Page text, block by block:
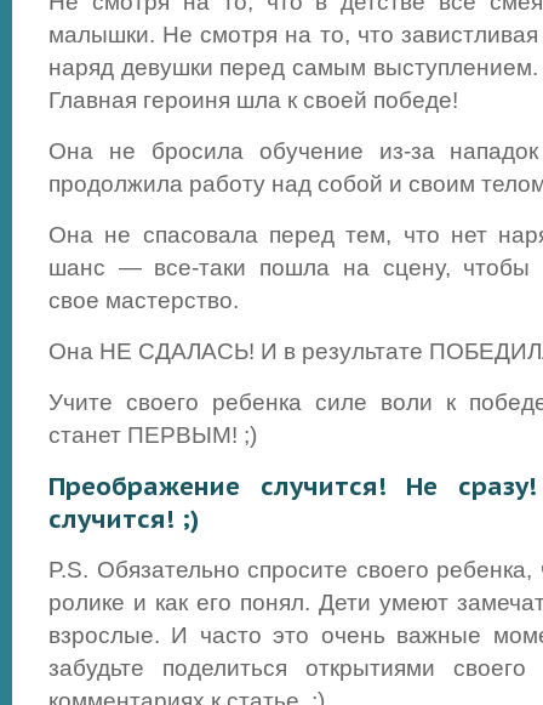
малышки. Не смотря на то, что завистливая
наряд девушки перед самым
Главная героиня шла к своей победе!
Она не бросила обучение из-за
продолжила работу над собой и своим
Она не спасовала перед тем, что нет
шанс — все-таки пошла на сцену, чтобы
свое мастерство.
Она НЕ СДАЛАСЬ! И в результате
Учите своего ребенка силе воли к
станет ПЕРВЫМ! ;)
Преображение случится! Не
случится! ;)
P.S. Обязательно спросите своего
ролике и как его понял. Дети умеют
взрослые. И часто это очень важные
забудьте поделиться открытиями